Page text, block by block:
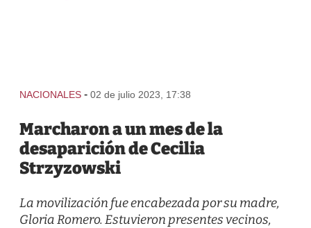
NACIONALES - 02 de julio 2023, 17:38
Marcharon a un mes de la
desaparición de Cecilia
Strzyzowski
La movilización fue encabezada por su madre,
Gloria Romero. Estuvieron presentes vecinos,